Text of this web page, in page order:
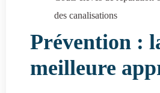
des canalisations
Prévention :
meilleure